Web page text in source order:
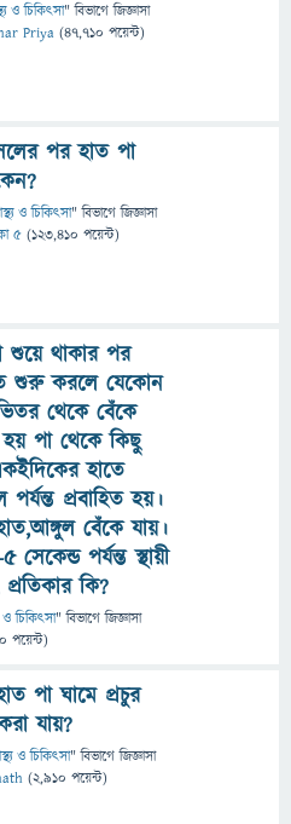
ও চিকিৎসা" বিভাগে জিজ্ঞাসা
Priya (47,710 পয়েন্ট)
পর হাত পা
ও চিকিৎসা" বিভাগে জিজ্ঞাসা
৫ (123,410 পয়েন্ট)
শুয়ে থাকার পর
শুরু করলে যেকোন
থেকে বেঁকে
পা থেকে কিছু
হাতে
প্রবাহিত হয়।
বেঁকে যায়।
পর্যন্ত স্থায়ী
কি?
ও চিকিৎসা" বিভাগে জিজ্ঞাসা
পয়েন্ট)
পা ঘামে প্রচুর
যায়?
ও চিকিৎসা" বিভাগে জিজ্ঞাসা
(2,910 পয়েন্ট)